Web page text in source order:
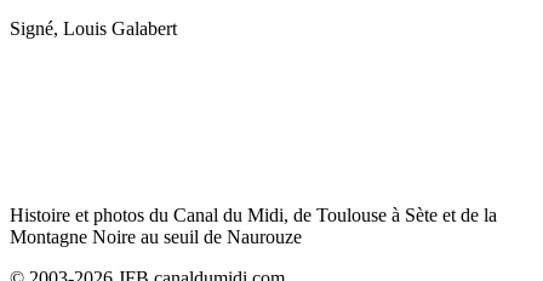
Signé, Louis Galabert
Histoire et photos du Canal du Midi, de Toulouse à Sète et de la
Montagne Noire au seuil de Naurouze